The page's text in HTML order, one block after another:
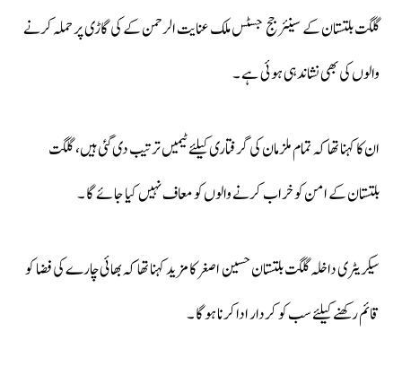
گلگت بلتستان کے سینئر جج جسٹس ملک عنایت الرحمن کے کی گاڑی پر حملہ کرنے
والوں کی بھی نشاندہی ہوئی ہے ۔
ان کا کہنا تھا کہ تمام ملزمان کی گرفتاری کیلئے ٹیمیں ترتیب دی گئی ہیں، گلگت
بلتستان کے امن کو خراب کرنے والوں کو معاف نہیں کیا جائے گا ۔
سیکریٹری داخلہ گلگت بلتستان حسین اصغر کا مزید کہنا تھا کہ بھائی چارے کی فضا کو
قائم رکھنے کیلئے سب کو کردار ادا کرنا ہوگا ۔